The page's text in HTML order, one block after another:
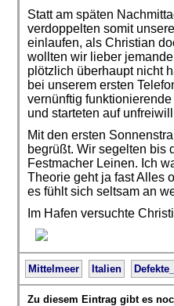
Statt am späten
verdoppelten somit
einlaufen, als Christian
wollten wir lieber
plötzlich überhaupt nicht
bei unserem ersten
vernünftig
und starteten auf
Mit den ersten
begrüßt. Wir segelten bis
Festmacher Leinen. Ich
Theorie geht ja fast Alles
es fühlt sich seltsam an
Im Hafen versuchte
Mittelmeer Italien
Zu diesem Eintrag gibt es